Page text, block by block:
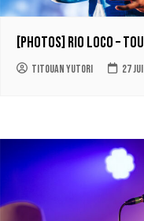
[PHOTOS] RIO LOCO –
Titouan Yutori 27